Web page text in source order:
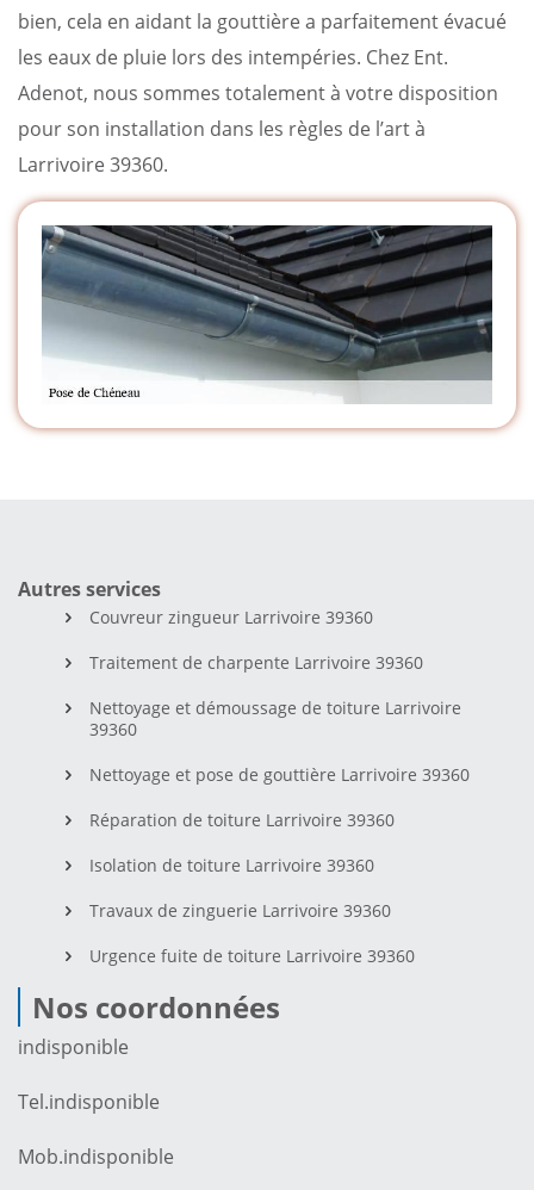
bien, cela en aidant la gouttière a parfaitement évacué
les eaux de pluie lors des intempéries. Chez Ent.
Adenot, nous sommes totalement à votre disposition
pour son installation dans les règles de l’art à
Larrivoire 39360.
Autres services
Couvreur zingueur Larrivoire 39360
Traitement de charpente Larrivoire 39360
Nettoyage et démoussage de toiture Larrivoire
39360
Nettoyage et pose de gouttière Larrivoire 39360
Réparation de toiture Larrivoire 39360
Isolation de toiture Larrivoire 39360
Travaux de zinguerie Larrivoire 39360
Urgence fuite de toiture Larrivoire 39360
Nos coordonnées
indisponible
Tel.indisponible
Mob.indisponible